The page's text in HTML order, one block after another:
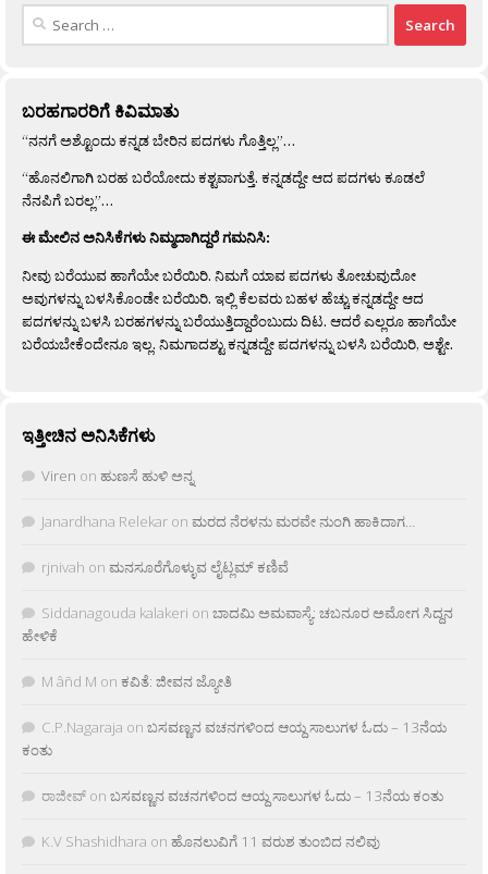
Search
ಬರಹಗಾರರಿಗೆ ಕಿವಿಮಾತು
“ನನಗೆ ಅಶ್ಟೊಂದು ಕನ್ನಡ ಬೇರಿನ ಪದಗಳು ಗೊತ್ತಿಲ್ಲ”…
“ಹೊನಲಿಗಾಗಿ ಬರಹ ಬರೆಯೋದು ಕಶ್ಟವಾಗುತ್ತೆ. ಕನ್ನಡದ್ದೇ ಆದ ಪದಗಳು ಕೂಡಲೆ
ನೆನಪಿಗೆ ಬರಲ್ಲ”…
ಈ ಮೇಲಿನ ಅನಿಸಿಕೆಗಳು ನಿಮ್ಮದಾಗಿದ್ದರೆ ಗಮನಿಸಿ:
ನೀವು ಬರೆಯುವ ಹಾಗೆಯೇ ಬರೆಯಿರಿ. ನಿಮಗೆ ಯಾವ ಪದಗಳು ತೋಚುವುದೋ
ಅವುಗಳನ್ನು ಬಳಸಿಕೊಂಡೇ ಬರೆಯಿರಿ. ಇಲ್ಲಿ ಕೆಲವರು ಬಹಳ ಹೆಚ್ಚು ಕನ್ನಡದ್ದೇ ಆದ
ಪದಗಳನ್ನು ಬಳಸಿ ಬರಹಗಳನ್ನು ಬರೆಯುತ್ತಿದ್ದಾರೆಂಬುದು ದಿಟ. ಆದರೆ ಎಲ್ಲರೂ ಹಾಗೆಯೇ
ಬರೆಯಬೇಕೆಂದೇನೂ ಇಲ್ಲ. ನಿಮಗಾದಶ್ಟು ಕನ್ನಡದ್ದೇ ಪದಗಳನ್ನು ಬಳಸಿ ಬರೆಯಿರಿ, ಅಶ್ಟೇ.
ಇತ್ತೀಚಿನ ಅನಿಸಿಕೆಗಳು
Viren on ಹುಣಸೆ ಹುಳಿ ಅನ್ನ
Janardhana Relekar on ಮರದ ನೆರಳನು ಮರವೇ ನುಂಗಿ ಹಾಕಿದಾಗ…
rjnivah on ಮನಸೂರೆಗೊಳ್ಳುವ ಲೈಟ್ಲಮ್ ಕಣಿವೆ
Siddanagouda kalakeri on ಬಾದಮಿ ಅಮವಾಸ್ಯೆ: ಚಬನೂರ ಅಮೋಗ ಸಿದ್ದನ
ಹೇಳಿಕೆ
M âñd M on ಕವಿತೆ: ಜೀವನ ಜ್ಯೋತಿ
C.P.Nagaraja on ಬಸವಣ್ಣನ ವಚನಗಳಿಂದ ಆಯ್ದ ಸಾಲುಗಳ ಓದು – 13ನೆಯ
ಕಂತು
ರಾಜೀವ್ on ಬಸವಣ್ಣನ ವಚನಗಳಿಂದ ಆಯ್ದ ಸಾಲುಗಳ ಓದು – 13ನೆಯ ಕಂತು
K.V Shashidhara on ಹೊನಲುವಿಗೆ 11 ವರುಶ ತುಂಬಿದ ನಲಿವು